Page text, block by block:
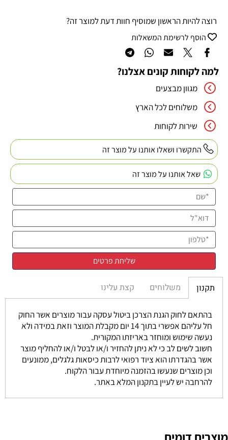
רוצה להיות הראשון שמוסיף חוות דעת למוצר זה?
הוסף לרשימת המשאלות
למה לקוחות קונים אצלנו?
מגוון מבצעים
משלוחים לכל הארץ
שירות לקוחות
התקשרו ושאלו אותנו על מוצר זה
שאל אותנו על מוצר זה
תקנון משלוחים קצת עלינו
בהתאם לחוק הגנת הצרכן ביטול עסקה עבור מוצרים אשר החוק
חל עליהם אפשרי בתוך 14 יום מקבלת המוצר וזאת במידה ולא
נעשה שימוש ומוחזר באריזתו המקורית.
חשוב לשים לב כי לא ניתן להחזיר ו/או לבטל ו/או להחליף מוצר
אשר בהגדרתו הוא ציוד רפואי לרבות כיסאות גלגלים, ממונעים
וכן מוצרים שנעשו בהזמנה מיוחדת עבור הלקוח.
להרחבה יש לעיין בתקנון המלא באתר.